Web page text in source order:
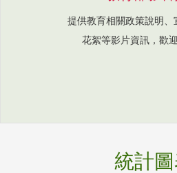
提供教育相關政策說明、
花絮等影片資訊，歡
統計